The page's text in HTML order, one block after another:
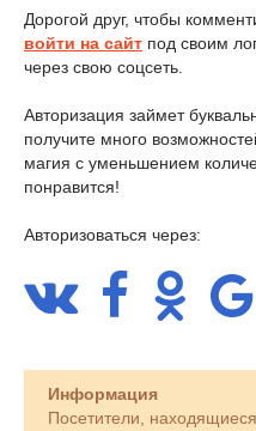
Дорогой друг, чтобы
войти на сайт под своим
через свою соцсеть.
Авторизация займет
получите много
магия с уменьшением
понравится!
Авторизоваться через:
Информация
Посетители,